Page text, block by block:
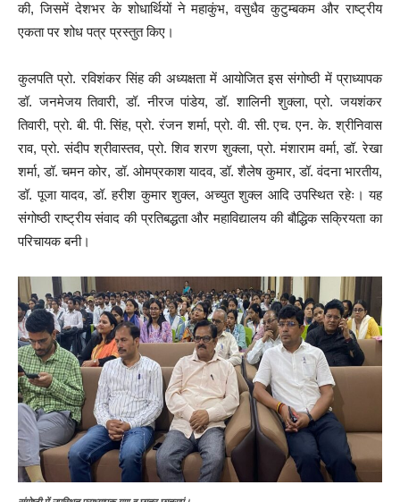
की, जिसमें देशभर के शोधार्थियों ने महाकुंभ, वसुधैव कुटुम्बकम और राष्ट्रीय
एकता पर शोध पत्र प्रस्तुत किए।
कुलपति प्रो. रविशंकर सिंह की अध्यक्षता में आयोजित इस संगोष्ठी में प्राध्यापक
डॉ. जनमेजय तिवारी, डॉ. नीरज पांडेय, डॉ. शालिनी शुक्ला, प्रो. जयशंकर
तिवारी, प्रो. बी. पी. सिंह, प्रो. रंजन शर्मा, प्रो. वी. सी. एच. एन. के. श्रीनिवास
राव, प्रो. संदीप श्रीवास्तव, प्रो. शिव शरण शुक्ला, प्रो. मंशाराम वर्मा, डॉ. रेखा
शर्मा, डॉ. चमन कोर, डॉ. ओमप्रकाश यादव, डॉ. शैलेष कुमार, डॉ. वंदना भारतीय,
डॉ. पूजा यादव, डॉ. हरीश कुमार शुक्ल, अच्युत शुक्ल आदि उपस्थित रहेः। यह
संगोष्ठी राष्ट्रीय संवाद की प्रतिबद्धता और महाविद्यालय की बौद्धिक सक्रियता का
परिचायक बनी।